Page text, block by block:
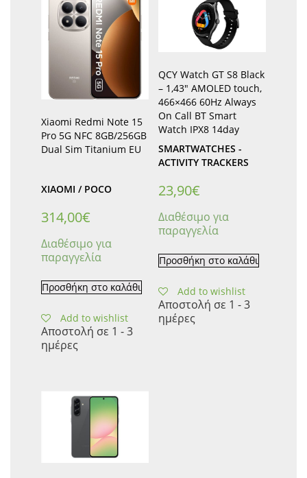
Xiaomi Redmi Note 15
Pro 5G NFC 8GB/256GB
Dual Sim Titanium EU
XIAOMI / POCO
314,00€
Διαθέσιμο για
παραγγελία
Προσθήκη στο καλάθι
Add to wishlist
Αποστολή σε 1 - 3
ημέρες
QCY Watch GT S8 Black
– 1,43″ AMOLED touch,
466×466 60Hz Always
On Call BT Smart
Watch IPX8 14day
SMARTWATCHES -
ACTIVITY TRACKERS
23,90€
Διαθέσιμο για
παραγγελία
Προσθήκη στο καλάθι
Add to wishlist
Αποστολή σε 1 - 3
ημέρες